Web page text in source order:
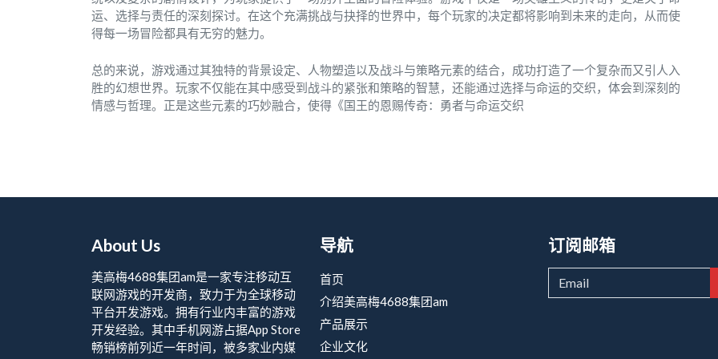
运、选择与责任的深刻探讨。在这个充满挑战与抉择的世界中，每个玩家的决定都将影响到未来的走向，从而使
得每一场冒险都具有无穷的魅力。
总的来说，游戏通过其独特的背景设定、人物塑造以及战斗与策略元素的结合，成功打造了一个复杂而又引人入
胜的幻想世界。玩家不仅能在其中感受到战斗的紧张和策略的智慧，还能通过选择与命运的交织，体会到深刻的
情感与哲理。正是这些元素的巧妙融合，使得《国王的恩赐传奇：勇者与命运交织
About Us
美高梅4688集团am是一家专注移动互
联网游戏的开发商，致力于为全球移动
平台开发游戏。拥有行业内丰富的游戏
开发经验。其中手机网游占据App Store
畅销榜前列近一年时间，被多家业内媒
导航
首页
介绍美高梅4688集团am
产品展示
企业文化
订阅邮箱